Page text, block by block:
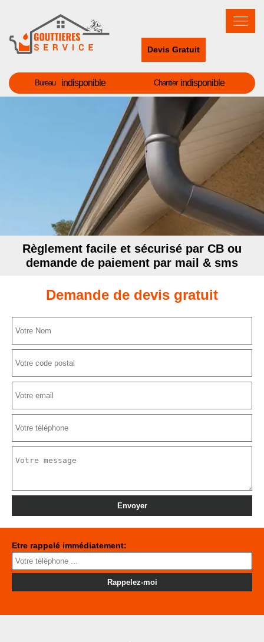
Devis Gratuit
Bureau indisponible Chantier indisponible
Règlement facile et sécurisé par CB ou
demande de paiement par mail & sms
Demande de devis gratuit
Etre rappelé immédiatement: